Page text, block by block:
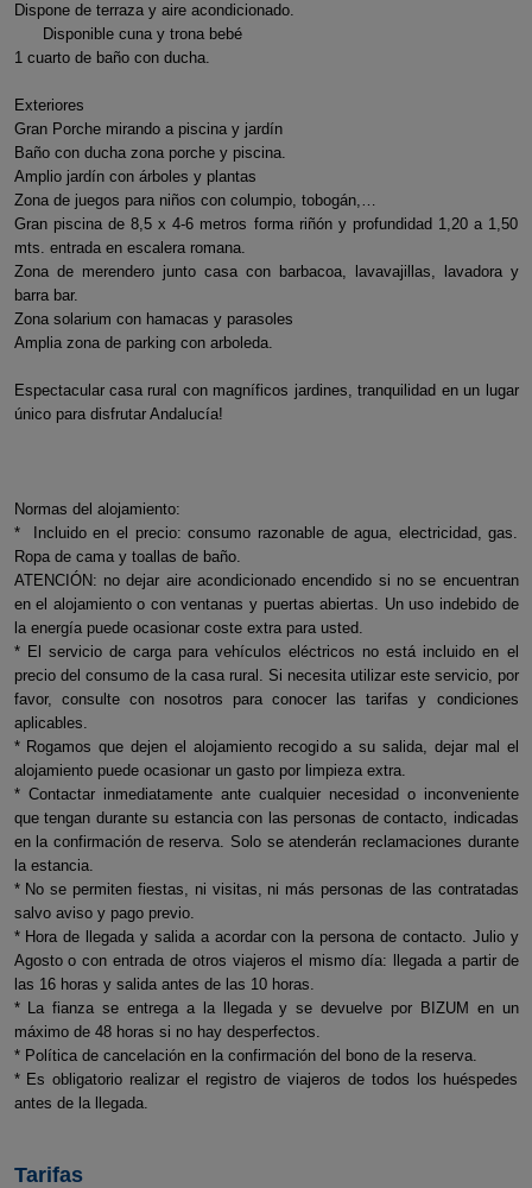
Dispone de terraza y aire acondicionado.
Disponible cuna y trona bebé
1 cuarto de baño con ducha.
Exteriores
Gran Porche mirando a piscina y jardín
Baño con ducha zona porche y piscina.
Amplio jardín con árboles y plantas
Zona de juegos para niños con columpio, tobogán,…
Gran piscina de 8,5 x 4-6 metros forma riñón y profundidad 1,20 a 1,50
mts. entrada en escalera romana.
Zona de merendero junto casa con barbacoa, lavavajillas, lavadora y
barra bar.
Zona solarium con hamacas y parasoles
Amplia zona de parking con arboleda.
Espectacular casa rural con magníficos jardines, tranquilidad en un lugar
único para disfrutar Andalucía!
Normas del alojamiento:
* Incluido en el precio: consumo razonable de agua, electricidad, gas.
Ropa de cama y toallas de baño.
ATENCIÓN: no dejar aire acondicionado encendido si no se encuentran
en el alojamiento o con ventanas y puertas abiertas. Un uso indebido de
la energía puede ocasionar coste extra para usted.
* El servicio de carga para vehículos eléctricos no está incluido en el
precio del consumo de la casa rural. Si necesita utilizar este servicio, por
favor, consulte con nosotros para conocer las tarifas y condiciones
aplicables.
* Rogamos que dejen el alojamiento recogido a su salida, dejar mal el
alojamiento puede ocasionar un gasto por limpieza extra.
* Contactar inmediatamente ante cualquier necesidad o inconveniente
que tengan durante su estancia con las personas de contacto, indicadas
en la confirmación de reserva. Solo se atenderán reclamaciones durante
la estancia.
* No se permiten fiestas, ni visitas, ni más personas de las contratadas
salvo aviso y pago previo.
* Hora de llegada y salida a acordar con la persona de contacto. Julio y
Agosto o con entrada de otros viajeros el mismo día: llegada a partir de
las 16 horas y salida antes de las 10 horas.
* La fianza se entrega a la llegada y se devuelve por BIZUM en un
máximo de 48 horas si no hay desperfectos.
* Política de cancelación en la confirmación del bono de la reserva.
* Es obligatorio realizar el registro de viajeros de todos los huéspedes
antes de la llegada.
Tarifas